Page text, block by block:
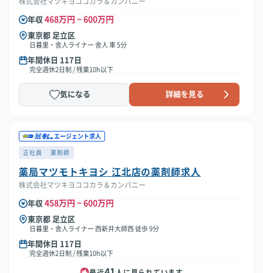
年収 468万円 ~ 600万円
東京都 足立区
日暮里・舎人ライナー 舎人 車 5分
年間休日 117日
完全週休2日制 / 残業10h以下
気になる 詳細を見る
エージェント求人
正社員 薬剤師
薬局マツモトキヨシ 江北店の薬剤師求人
株式会社マツキヨココカラ＆カンパニー
年収 458万円 ~ 600万円
東京都 足立区
日暮里・舎人ライナー 西新井大師西 徒歩 9分
年間休日 117日
完全週休2日制 / 残業10h以下